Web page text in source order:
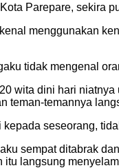
Parepare, sekira
menggunakan
tidak mengenal
wita dini hari
teman-temannya
seseorang,
sempat ditabrak
langsung